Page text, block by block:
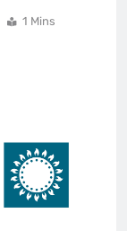
1 Mins